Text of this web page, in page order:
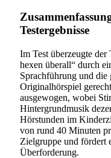
Testergebnisse
Im Test überzeugte
hexen überall“ durch
Sprachführung und die
Originalhörspiel
ausgewogen, wobei
Hintergrundmusik
Hörstunden im
von rund 40 Minuten
Zielgruppe und fördert
Überforderung.